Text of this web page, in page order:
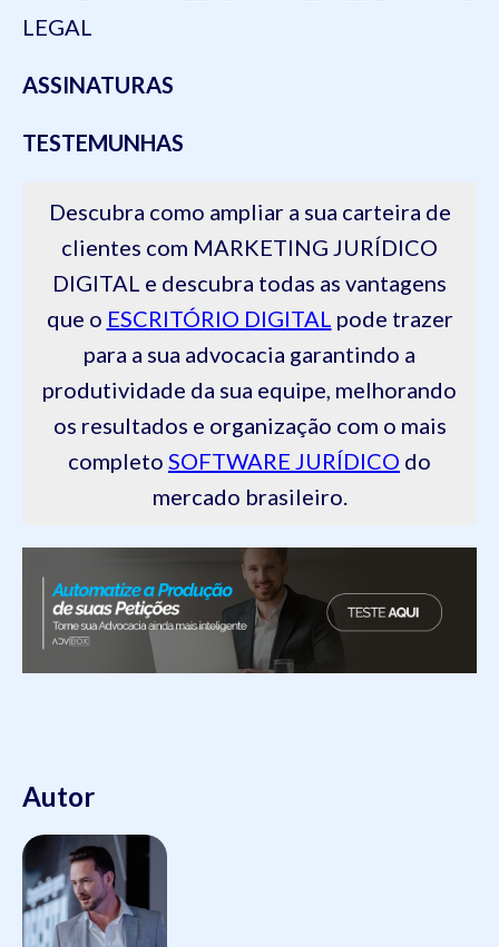
LEGAL
ASSINATURAS
TESTEMUNHAS
Descubra como ampliar a sua carteira de
clientes com MARKETING JURÍDICO
DIGITAL e descubra todas as vantagens
que o ESCRITÓRIO DIGITAL pode trazer
para a sua advocacia garantindo a
produtividade da sua equipe, melhorando
os resultados e organização com o mais
completo SOFTWARE JURÍDICO do
mercado brasileiro.
Autor